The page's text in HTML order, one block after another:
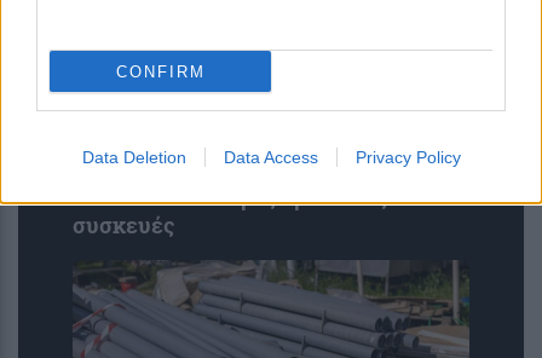
CONFIRM
Data Deletion Data Access Privacy Policy
Νέοι υπέρλεπτοι υπεραγωγοί
ανοίγουν τον δρόμο για μικρότερες
και αποδοτικότερες κβαντικές
συσκευές